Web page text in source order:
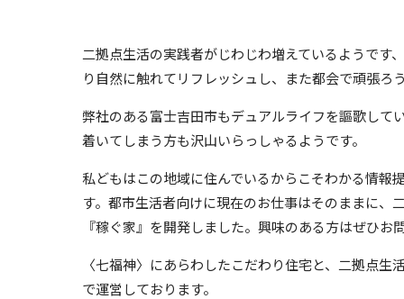
二拠点生活の実践者がじわじわ増えているようです
り自然に触れてリフレッシュし、また都会で頑張ろ
弊社のある富士吉田市もデュアルライフを謳歌して
着いてしまう方も沢山いらっしゃるようです。
私どもはこの地域に住んでいるからこそわかる情報
す。都市生活者向けに現在のお仕事はそのままに、
『稼ぐ家』を開発しました。興味のある方はぜひお
〈七福神〉にあらわしたこだわり住宅と、二拠点
で運営しております。